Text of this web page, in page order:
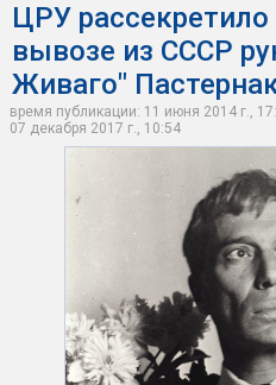
ЦРУ
вывозе из СССР
Живаго"
время публикации: 11 июня 2014 г.,
07 декабря 2017 г., 10:54